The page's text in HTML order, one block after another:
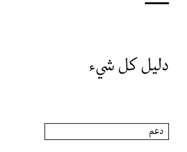
دليل كل شيء
دعم